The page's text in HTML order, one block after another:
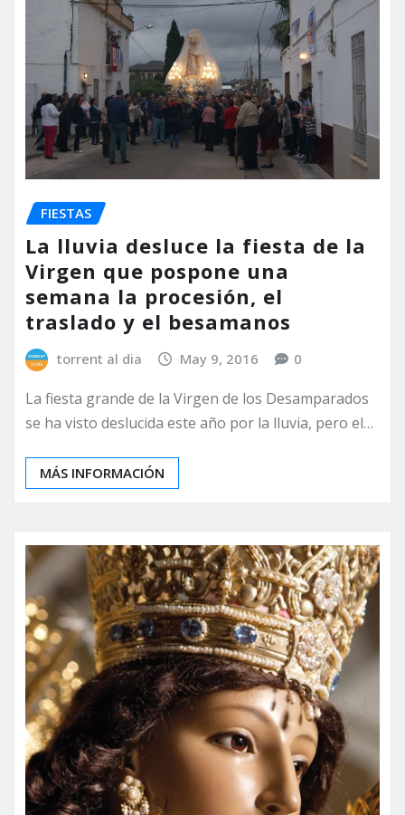
FIESTAS
La lluvia desluce la fiesta de la
Virgen que pospone una
semana la procesión, el
traslado y el besamanos
torrent al dia May 9, 2016 0
La fiesta grande de la Virgen de los Desamparados
se ha visto deslucida este año por la lluvia, pero el…
MÁS INFORMACIÓN